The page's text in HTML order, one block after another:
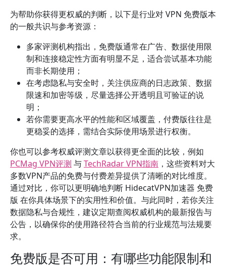
为帮助你获得更权威的判断，以下是行业对 VPN 免费版本
的一般共识与参考资源：
多家评测机构指出，免费版通常在广告、数据使用限
制和连接稳定性方面有明显不足，适合尝试基本功能
而非长期使用；
在考虑隐私与安全时，关注供应商的日志政策、数据
限速和加密等级，尽量选择公开透明且可验证的说
明；
若你需要更高水平的性能和区域覆盖，付费版往往是
更稳妥的选择，需结合实际使用场景进行权衡。
你也可以参考权威评测文章以获得更全面的比较，例如
PCMag VPN评测 与TechRadar VPN指南 ，这些资料对大
多数VPN产品的免费与付费差异提供了清晰的对比维度。
通过对比，你可以更明确地判断 HidecatVPN加速器 免费
版 在你具体场景下的实用性和价值。与此同时，若你关注
数据隐私与合规性，建议定期查阅权威机构的最新报告与
公告，以确保你的使用路径符合当前的行业规范与法规要
求。
免费版是否可用：有哪些功能限制和